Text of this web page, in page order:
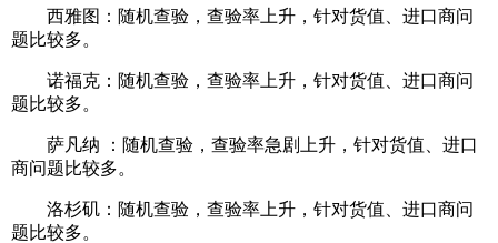
西雅图：随机查验，查验率上升，针对货值、进口商问
题比较多。
诺福克：随机查验，查验率上升，针对货值、进口商问
题比较多。
萨凡纳 ：随机查验，查验率急剧上升，针对货值、进口
商问题比较多。
洛杉矶：随机查验，查验率上升，针对货值、进口商问
题比较多。